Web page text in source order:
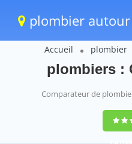
plombier
Accueil plombier
plombiers :
Comparateur de
9,6